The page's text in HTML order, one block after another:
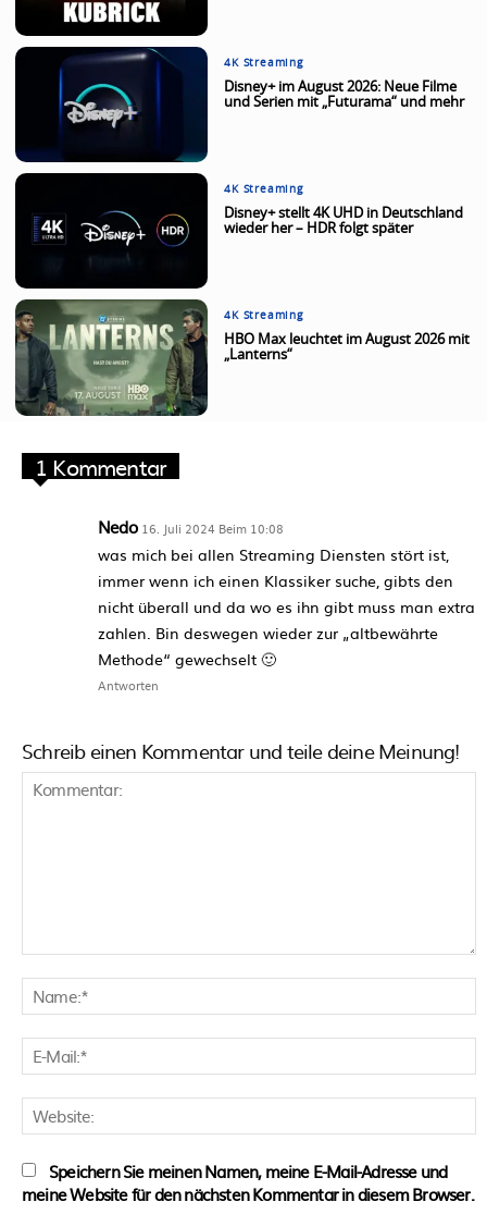
4K Streaming
Disney+ im August 2026: Neue Filme
und Serien mit „Futurama“ und mehr
4K Streaming
Disney+ stellt 4K UHD in Deutschland
wieder her – HDR folgt später
4K Streaming
HBO Max leuchtet im August 2026 mit
„Lanterns“
1 Kommentar
Nedo 16. Juli 2024 Beim 10:08
was mich bei allen Streaming Diensten stört ist,
immer wenn ich einen Klassiker suche, gibts den
nicht überall und da wo es ihn gibt muss man extra
zahlen. Bin deswegen wieder zur „altbewährte
Methode“ gewechselt 🙂
Antworten
Schreib einen Kommentar und teile deine Meinung!
Speichern Sie meinen Namen, meine E-Mail-Adresse und
meine Website für den nächsten Kommentar in diesem Browser.